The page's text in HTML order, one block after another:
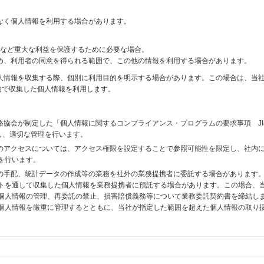
個人情報を利用する場合があります。
ど重大な利益を保護するために必要な場合。
利用者の同意を得られる範囲で、この他の情報を利用する場合があります。
報を収集する際、個別に利用目的を明示する場合があります。この場合は、当
収集した個人情報を利用します。
協会が制定した「個人情報に関するコンプライアンス・プログラムの要求事項
適切な管理を行います。
クセスについては、アクセス権限を設定することで参照可能性を限定し、社内
います。
配、統計データの作成等の業務を社外の業務提携者に委託する場合があります
通して収集した個人情報を業務提携者に預託する場合があります。この場合、
情報の管理、再委託の禁止、損害賠償義務等について業務委託契約書を締結し
情報を厳重に管理するとともに、当社が指定した範囲を超えた個人情報の取り